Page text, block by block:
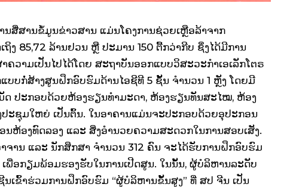
ນສື່ສານຂໍ້ມູນຂ່າວສານ ແມ່ນໂຄງການຊ່ວຍເຫຼືອລ້າຈາກ
ງ 85,72 ລ້ານຢວນ ຫຼື ປະມານ 150 ຕື້ກວ່າກີບ ຊຶ່ງໄດ້ມີການ
ວາມເປັນໄປໄດ້ໂດຍ ສະຖາບັນອອກແບບວິສະວະກໍາເອເລັກໂຕຣ
ບບກໍ່ສ້າງສູນຝຶກອົບຮົມດ້ານໄອຊີທີ 5 ຊັ້ນ ຈຳນວນ 1 ຫຼັງ ໂດຍມີ
ດ ປະກອບດ້ວຍຫ້ອງຮຽນທຳມະດາ, ຫ້ອງຮຽນທັນສະໄໝ, ຫ້ອງ
ະຊຸມໃຫຍ່ ເປັນຕົ້ນ. ໃນອາຄານແມ່ນຈະປະກອບດ້ວຍອຸປະກອນ
ນຫ້ອງທົດລອງ ແລະ ສິ່ງອຳນວຍຄວາມສະດວກໃນການສອບເສັງ.
ຈານ ແລະ ນັກສຶກສາ ຈໍານວນ 312 ຄົນ ຈະໄດ້ຮັບການຝຶກອົບຮົມ
ພື່ອກຽມພ້ອມຮອງຮັບໃນການເປີດສູນ. ໃນນັ້ນ, ຜູ້ບໍລິຫານລະດັບ
ນເຂົ້າຮ່ວມການຝຶກອົບຮົມ “ຜູ້ບໍລິຫານຂັ້ນສູງ” ທີ່ ສປ ຈີນ ເປັນ